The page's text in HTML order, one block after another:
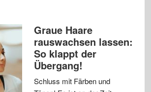
Graue Haare
rauswachsen lassen:
So klappt der
Übergang!
Schluss mit Färben und